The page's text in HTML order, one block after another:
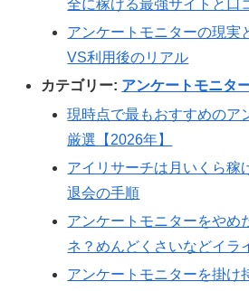
全に稼げる最強サイトと口
アンケートモニターの現実
VS利用後のリアル
カテゴリー: アンケートモニタ
現時点で最もおすすめのア
厳選【2026年】
アイリサーチは月いくら稼
退会の手順
アンケートモニターをやめ
ネ？めんどくさいなどイラ
アンケートモニターを掛け